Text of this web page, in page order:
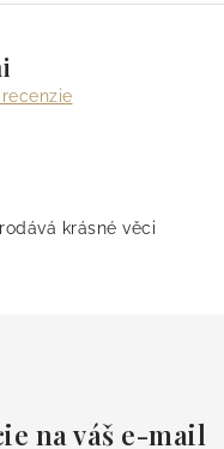
krásné věci
na váš e-mail